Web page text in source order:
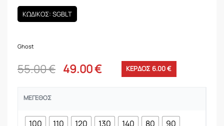
ΚΩΔΙΚΟΣ: SGBLT
Ghost
55.00€ 49.00€ ΚΕΡΔΟΣ 6.00 €
ΜΈΓΕΘΟΣ
100 110 120 130 140 80 90